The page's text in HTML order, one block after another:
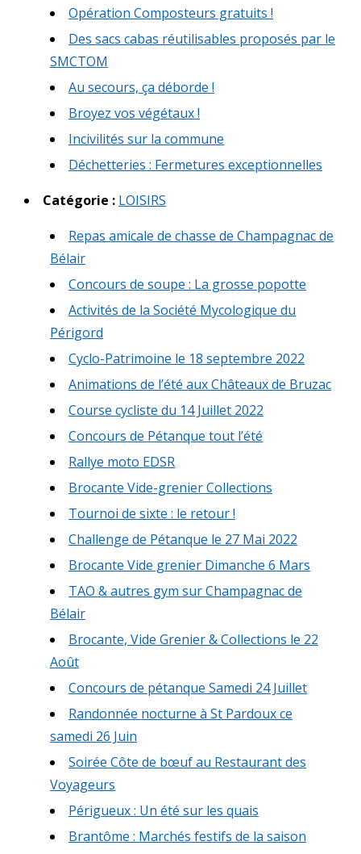
Opération Composteurs gratuits !
Des sacs cabas réutilisables proposés par le
SMCTOM
Au secours, ça déborde !
Broyez vos végétaux !
Incivilités sur la commune
Déchetteries : Fermetures exceptionnelles
Catégorie : LOISIRS
Repas amicale de chasse de Champagnac de
Bélair
Concours de soupe : La grosse popotte
Activités de la Société Mycologique du
Périgord
Cyclo-Patrimoine le 18 septembre 2022
Animations de l’été aux Châteaux de Bruzac
Course cycliste du 14 Juillet 2022
Concours de Pétanque tout l’été
Rallye moto EDSR
Brocante Vide-grenier Collections
Tournoi de sixte : le retour !
Challenge de Pétanque le 27 Mai 2022
Brocante Vide grenier Dimanche 6 Mars
TAO & autres gym sur Champagnac de
Bélair
Brocante, Vide Grenier & Collections le 22
Août
Concours de pétanque Samedi 24 Juillet
Randonnée nocturne à St Pardoux ce
samedi 26 Juin
Soirée Côte de bœuf au Restaurant des
Voyageurs
Périgueux : Un été sur les quais
Brantôme : Marchés festifs de la saison